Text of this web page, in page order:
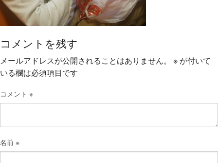
コメントを残す
メールアドレスが公開されることはありません。 ※ が付いて
いる欄は必須項目です
コメント ※
名前 ※